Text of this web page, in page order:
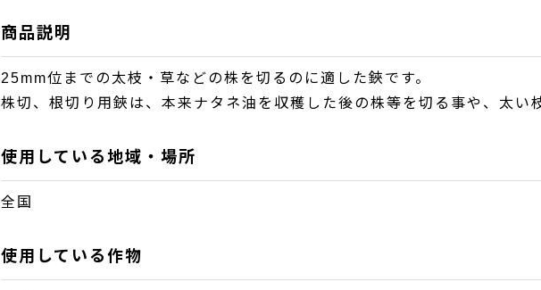
商品説明
25mm位までの太枝・草などの株を切るのに適した鋏です。
株切、根切り用鋏は、本来ナタネ油を収穫した後の株等を切る事や、太い
使用している地域・場所
全国
使用している作物